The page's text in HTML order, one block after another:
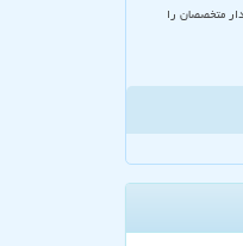
متخصصان را